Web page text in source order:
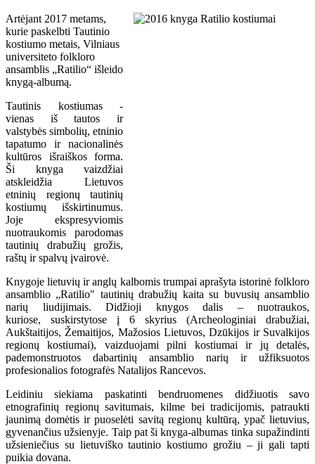
Artėjant 2017 metams,
kurie paskelbti Tautinio
kostiumo metais, Vilniaus
universiteto folkloro
ansamblis „Ratilio“ išleido
knygą-albumą.
Tautinis kostiumas -
vienas iš tautos ir
valstybės simbolių, etninio
tapatumo ir nacionalinės
kultūros išraiškos forma.
Ši knyga vaizdžiai
atskleidžia Lietuvos
etninių regionų tautinių
kostiumų išskirtinumus.
Joje ekspresyviomis
nuotraukomis parodomas
tautinių drabužių grožis,
raštų ir spalvų įvairovė.
Knygoje lietuvių ir anglų kalbomis trumpai aprašyta istorinė folkloro
ansamblio „Ratilio" tautinių drabužių kaita su buvusių ansamblio
narių liudijimais. Didžioji knygos dalis – nuotraukos,
kuriose, suskirstytose į 6 skyrius (Archeologiniai drabužiai,
Aukštaitijos, Žemaitijos, Mažosios Lietuvos, Dzūkijos ir Suvalkijos
regionų kostiumai), vaizduojami pilni kostiumai ir jų detalės,
pademonstruotos dabartinių ansamblio narių ir užfiksuotos
profesionalios fotografės Natalijos Rancevos.
Leidiniu siekiama paskatinti bendruomenes didžiuotis savo
etnografinių regionų savitumais, kilme bei tradicijomis, patraukti
jaunimą domėtis ir puoselėti savitą regionų kultūrą, ypač lietuvius,
gyvenančius užsienyje. Taip pat ši knyga-albumas tinka supažindinti
užsieniečius su lietuviško tautinio kostiumo grožiu – ji gali tapti
puikia dovana.